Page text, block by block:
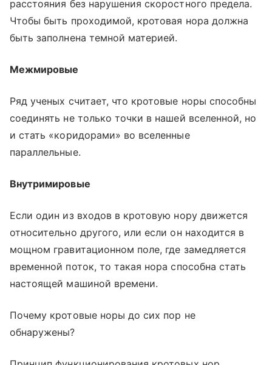
расстояния без нарушения скоростного предела.
Чтобы быть проходимой, кротовая нора должна
быть заполнена темной материей.
Межмировые
Ряд ученых считает, что кротовые норы способны
соединять не только точки в нашей вселенной, но
и стать «коридорами» во вселенные
параллельные.
Внутримировые
Если один из входов в кротовую нору движется
относительно другого, или если он находится в
мощном гравитационном поле, где замедляется
временной поток, то такая нора способна стать
настоящей машиной времени.
Почему кротовые норы до сих пор не
обнаружены?